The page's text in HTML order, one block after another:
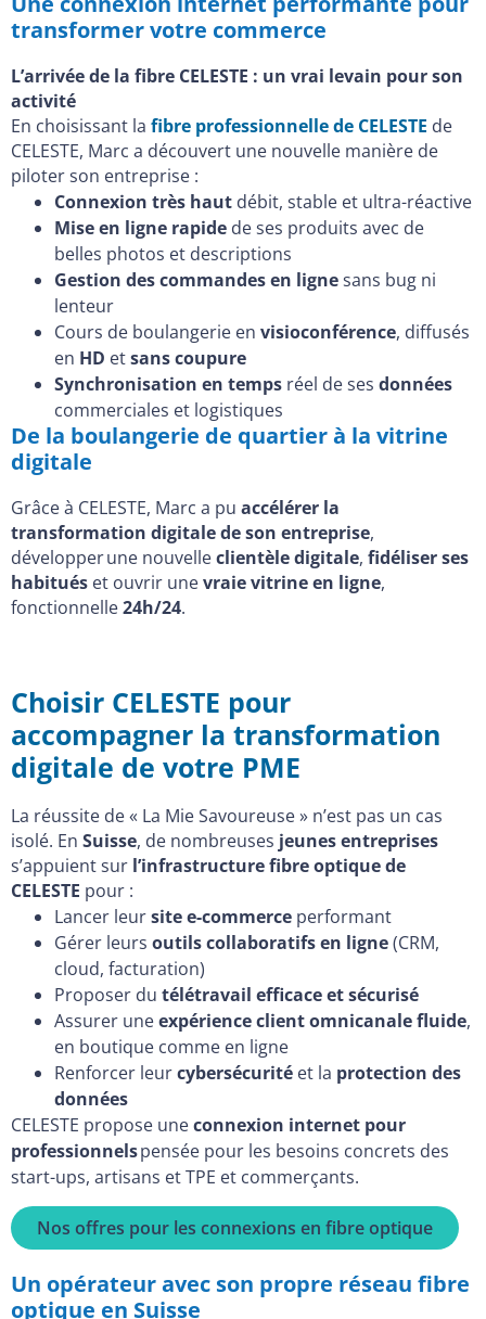
transformer votre commerce
L’arrivée de la fibre CELESTE : un vrai levain pour son
activité
En choisissant la fibre professionnelle de CELESTE de
CELESTE, Marc a découvert une nouvelle manière de
piloter son entreprise :
Connexion très haut débit, stable et ultra-réactive
Mise en ligne rapide de ses produits avec de
belles photos et descriptions
Gestion des commandes en lignesans bug ni
lenteur
Cours de boulangerie en visioconférence, diffusés
en HD etsans coupure
Synchronisation en temps réel de ses données
commerciales et logistiques
De la boulangerie de quartier à la vitrine
digitale
Grâce à CELESTE, Marc a pu accélérer la
transformation digitale de son entreprise,
développer une nouvelleclientèle digitale, fidéliser ses
habitués et ouvrir unevraie vitrine en ligne,
fonctionnelle24h/24.
Choisir CELESTE pour
accompagner la transformation
digitale de votre PME
La réussite de « La Mie Savoureuse » n’est pas un cas
isolé. En Suisse, de nombreuses jeunes entreprises
s’appuient sur l’infrastructure fibre optique de
CELESTE pour :
Lancer leursite e-commerce performant
Gérer leurs outils collaboratifs en ligne(CRM,
cloud, facturation)
Proposer du télétravail efficace et sécurisé
Assurer uneexpérience client omnicanale fluide,
en boutique comme en ligne
Renforcer leurcybersécurité et la protection des
données
CELESTE propose uneconnexion internet pour
professionnelspensée pour les besoins concrets des
start-ups, artisans et TPE et commerçants.
Nos offres pour les connexions en fibre optique
Un opérateur avec son propre réseau fibre
optique en Suisse